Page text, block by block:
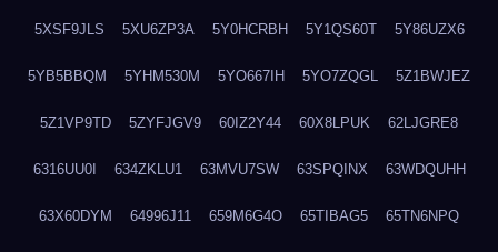
5XSF9JLS 5XU6ZP3A 5Y0HCRBH 5Y1QS60T 5Y86UZX6
5YB5BBQM 5YHM530M 5YO667IH 5YO7ZQGL 5Z1BWJEZ
5Z1VP9TD 5ZYFJGV9 60IZ2Y44 60X8LPUK 62LJGRE8
6316UU0I 634ZKLU1 63MVU7SW 63SPQINX 63WDQUHH
63X60DYM 64996J11 659M6G4O 65TIBAG5 65TN6NPQ